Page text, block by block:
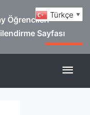
Öğrencileri
Sayfası
Türkçe ▼